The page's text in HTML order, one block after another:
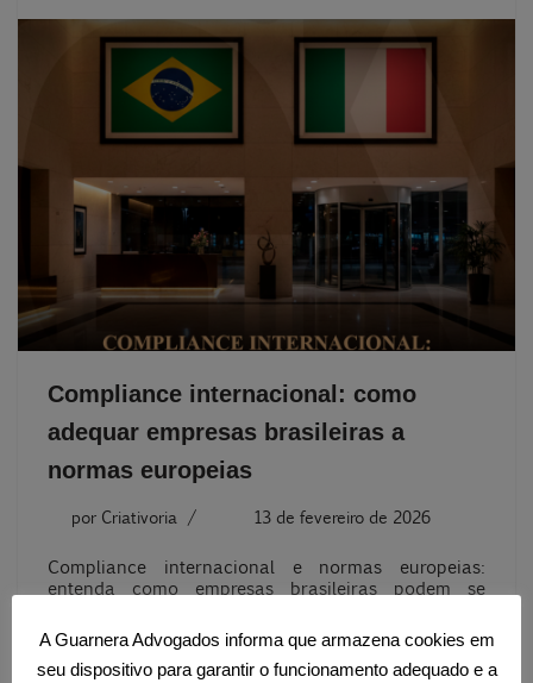
Compliance internacional: como
adequar empresas brasileiras a
normas europeias
por Criativoria 13 de fevereiro de 2026
Compliance internacional e normas europeias:
entenda como empresas brasileiras podem se
apoio jurídico estratégico.
A Guarnera Advogados informa que armazena cookies em
seu dispositivo para garantir o funcionamento adequado e a